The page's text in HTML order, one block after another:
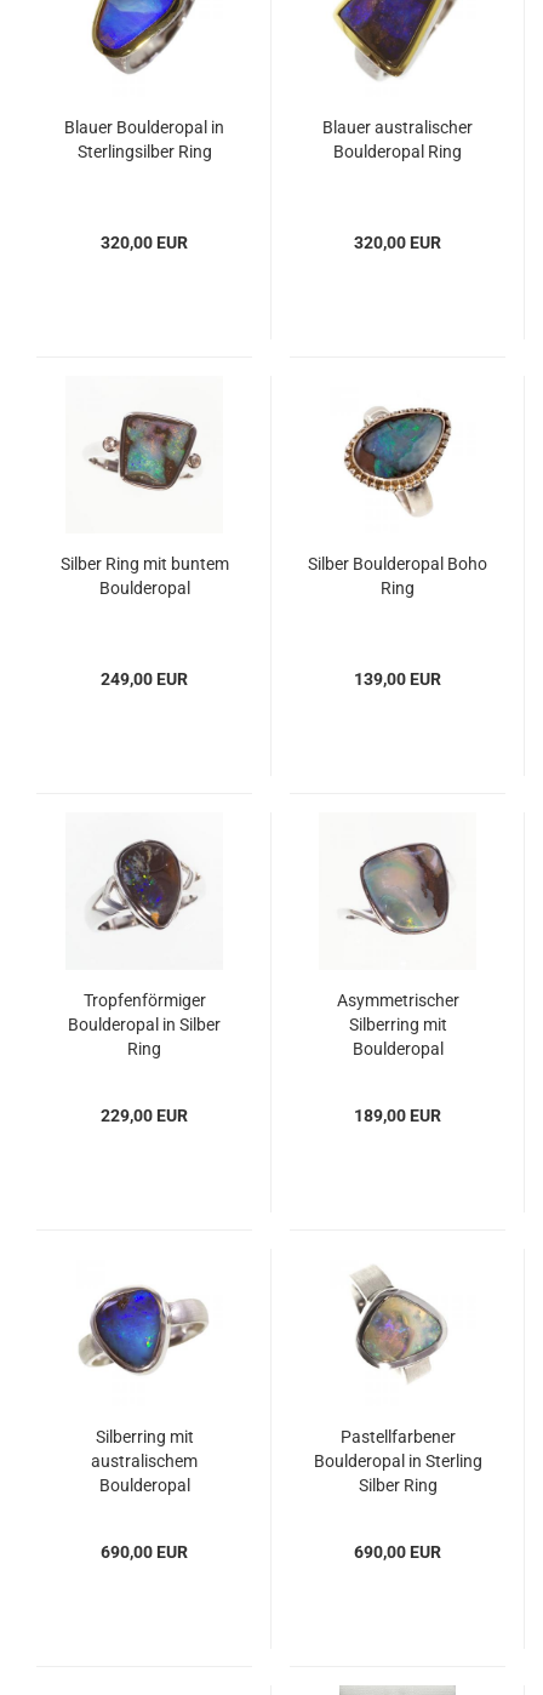
Blauer Boulderopal in
Sterlingsilber Ring
320,00 EUR
Blauer australischer
Boulderopal Ring
320,00 EUR
Silber Ring mit buntem
Boulderopal
249,00 EUR
Silber Boulderopal Boho
Ring
139,00 EUR
Tropfenförmiger
Boulderopal in Silber
Ring
229,00 EUR
Asymmetrischer
Silberring mit
Boulderopal
189,00 EUR
Silberring mit
australischem
Boulderopal
690,00 EUR
Pastellfarbener
Boulderopal in Sterling
Silber Ring
690,00 EUR